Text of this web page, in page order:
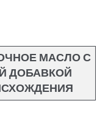
МАСЛО С
ДОБАВКОЙ